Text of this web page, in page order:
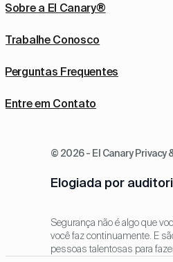
Sobre a El Canary®
Trabalhe Conosco
Perguntas Frequentes
Entre em Contato
© 2026 - El Canary Privacy
Elogiada por
Segurança não é algo que
você faz continuamente. E
pessoas talentosas para